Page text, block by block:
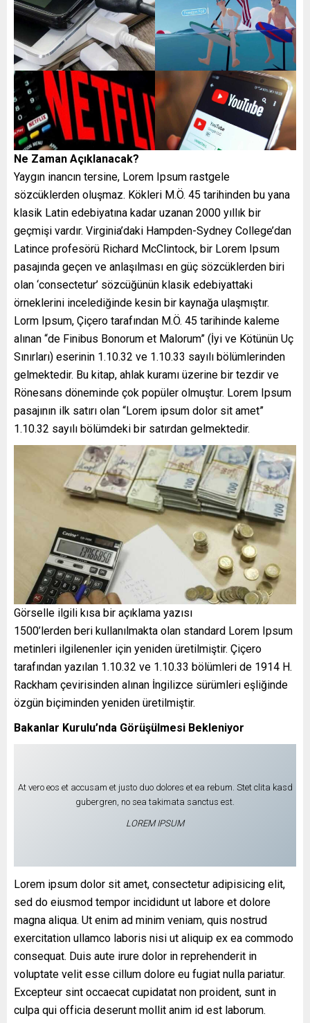
Ne Zaman Açıklanacak?
Yaygın inancın tersine, Lorem Ipsum rastgele
sözcüklerden oluşmaz. Kökleri M.Ö. 45 tarihinden bu yana
klasik Latin edebiyatına kadar uzanan 2000 yıllık bir
geçmişi vardır. Virginia’daki Hampden-Sydney College’dan
Latince profesörü Richard McClintock, bir Lorem Ipsum
pasajında geçen ve anlaşılması en güç sözcüklerden biri
olan ‘consectetur’ sözcüğünün klasik edebiyattaki
örneklerini incelediğinde kesin bir kaynağa ulaşmıştır.
Lorm Ipsum, Çiçero tarafından M.Ö. 45 tarihinde kaleme
alınan “de Finibus Bonorum et Malorum” (İyi ve Kötünün Uç
Sınırları) eserinin 1.10.32 ve 1.10.33 sayılı bölümlerinden
gelmektedir. Bu kitap, ahlak kuramı üzerine bir tezdir ve
Rönesans döneminde çok popüler olmuştur. Lorem Ipsum
pasajının ilk satırı olan “Lorem ipsum dolor sit amet”
1.10.32 sayılı bölümdeki bir satırdan gelmektedir.
Görselle ilgili kısa bir açıklama yazısı
1500’lerden beri kullanılmakta olan standard Lorem Ipsum
metinleri ilgilenenler için yeniden üretilmiştir. Çiçero
tarafından yazılan 1.10.32 ve 1.10.33 bölümleri de 1914 H.
Rackham çevirisinden alınan İngilizce sürümleri eşliğinde
özgün biçiminden yeniden üretilmiştir.
Bakanlar Kurulu’nda Görüşülmesi Bekleniyor
At vero eos et accusam et justo duo dolores et ea rebum. Stet clita kasd
gubergren, no sea takimata sanctus est.
LOREM IPSUM
Lorem ipsum dolor sit amet, consectetur adipisicing elit,
sed do eiusmod tempor incididunt ut labore et dolore
magna aliqua. Ut enim ad minim veniam, quis nostrud
exercitation ullamco laboris nisi ut aliquip ex ea commodo
consequat. Duis aute irure dolor in reprehenderit in
voluptate velit esse cillum dolore eu fugiat nulla pariatur.
Excepteur sint occaecat cupidatat non proident, sunt in
culpa qui officia deserunt mollit anim id est laborum.